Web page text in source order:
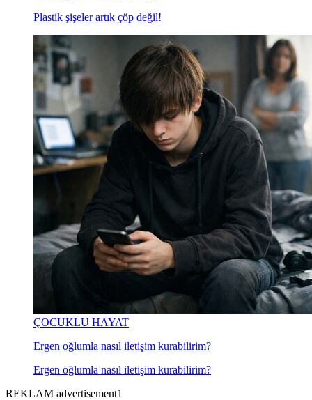
Plastik şişeler artık çöp değil!
ÇOCUKLU HAYAT
Ergen oğlumla nasıl iletişim kurabilirim?
Ergen oğlumla nasıl iletişim kurabilirim?
REKLAM advertisement1